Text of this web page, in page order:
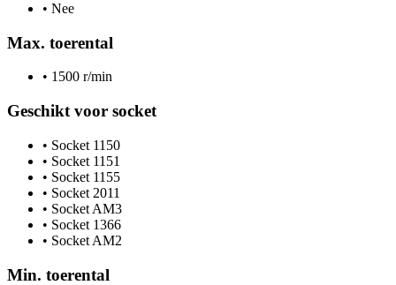
• Nee
Max. toerental
• 1500 r/min
Geschikt voor socket
• Socket 1150
• Socket 1151
• Socket 1155
• Socket 2011
• Socket AM3
• Socket 1366
• Socket AM2
Min. toerental